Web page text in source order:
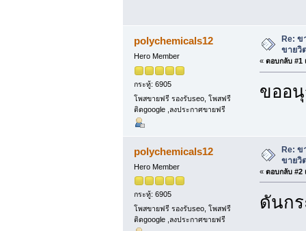
polychemicals12
Hero Member
กระทู้: 6905
โพสขายฟรี รองรับseo, โพสฟรี
ติดgoogle ,ลงประกาศขายฟรี
Re: ข
ขายวิ
« ตอบกลับ #1
ขออ
polychemicals12
Hero Member
กระทู้: 6905
โพสขายฟรี รองรับseo, โพสฟรี
ติดgoogle ,ลงประกาศขายฟรี
Re: ข
ขายวิ
« ตอบกลับ #2
ดันก